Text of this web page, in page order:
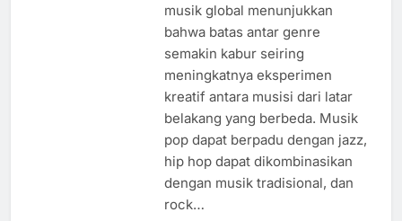
musik global menunjukkan
bahwa batas antar genre
semakin kabur seiring
meningkatnya eksperimen
kreatif antara musisi dari latar
belakang yang berbeda. Musik
pop dapat berpadu dengan jazz,
hip hop dapat dikombinasikan
dengan musik tradisional, dan
rock…